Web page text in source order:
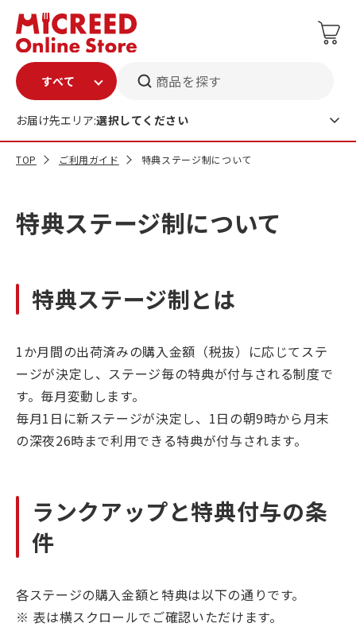
商品を探す
お届け先エリア:選択してください
TOP ご利用ガイド 特典ステージ制について
特典ステージ制について
特典ステージ制とは
1か月間の出荷済みの購入金額（税抜）に応じてステ
ージが決定し、ステージ毎の特典が付与される制度で
す。毎月変動します。
毎月1日に新ステージが決定し、1日の朝9時から月末
の深夜26時まで利用できる特典が付与されます。
ランクアップと特典付与の条
件
各ステージの購入金額と特典は以下の通りです。
※ 表は横スクロールでご確認いただけます。